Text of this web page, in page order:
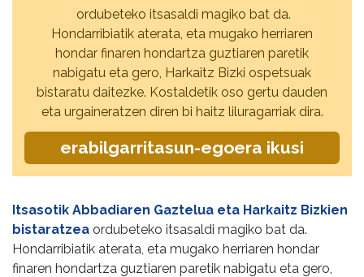
ordubeteko itsasaldi magiko bat da.
Hondarribiatik aterata, eta mugako herriaren
hondar finaren hondartza guztiaren paretik
nabigatu eta gero, Harkaitz Bizki ospetsuak
bistaratu daitezke. Kostaldetik oso gertu dauden
eta urgaineratzen diren bi haitz liluragarriak dira.
erabilgarritasun-egoera ikusi
Itsasotik Abbadiaren Gaztelua eta Harkaitz Bizkien
bistaratzea ordubeteko itsasaldi magiko bat da.
Hondarribiatik aterata, eta mugako herriaren hondar
finaren hondartza guztiaren paretik nabigatu eta gero,